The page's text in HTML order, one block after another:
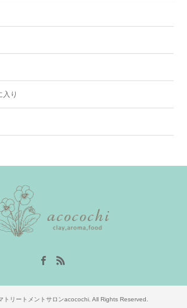
入り
トリートメントサロンacocochi. All Rights Reserved.